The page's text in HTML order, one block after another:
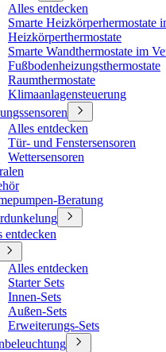
Alles entdecken
Smarte Heizkörperhermostate
Heizkörperthermostate
Smarte Wandthermostate im
Fußbodenheizungsthermostate
Raumthermostate
Klimaanlagensteuerung
Alles entdecken
Tür- und Fenstersensoren
Wettersensoren
Beratung
entdecken
Alles entdecken
Starter Sets
Innen-Sets
Außen-Sets
Erweiterungs-Sets